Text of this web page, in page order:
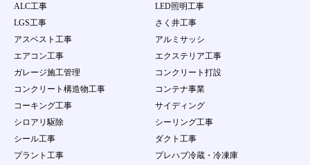
第10条 ユーザーID及びパスワードの管理
１．会員は、自己のID及び会員自身で登録するパス
ワードの使用および管理について一切の責任を持
つものとします。
ワードを第三者に利用させたり、貸与、譲渡、名
義変更、売買等をしてはならない。
３．当社のID及びパスワードが他の第三者の使用に
より当該会員が被る損害について、当該会員の故
わないものとする。
４．会員は、会員ID及びパスワードが盗難された
ALC工事
LED照明工事
LGS工事
さく井工事
アスベスト工事
アルミサッシ
エアコン工事
エクステリア工事
ガレージ施工管理
コンクリート打設
コンクリート構造物工事
コンテナ事業
コーキング工事
サイディング
シロアリ駆除
シーリング工事
シール工事
ダクト工事
プラント工事
プレハブ冷蔵・冷凍庫